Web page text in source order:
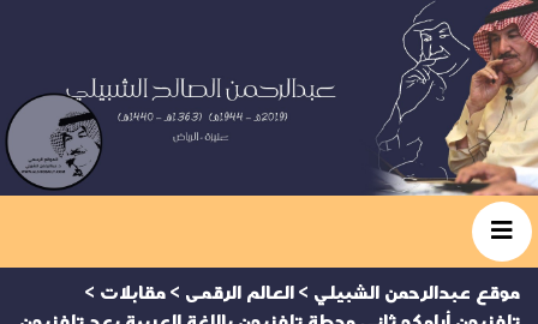
موقع عبدالرحمن الشبيلي > العالم الرقمى > مقابلات >